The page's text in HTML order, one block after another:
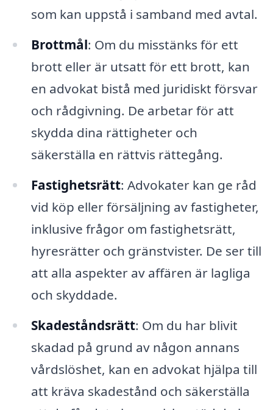
som kan uppstå i samband med avtal.
Brottmål: Om du misstänks för ett
brott eller är utsatt för ett brott, kan
en advokat bistå med juridiskt försvar
och rådgivning. De arbetar för att
skydda dina rättigheter och
säkerställa en rättvis rättegång.
Fastighetsrätt: Advokater kan ge råd
vid köp eller försäljning av fastigheter,
inklusive frågor om fastighetsrätt,
hyresrätter och gränstvister. De ser till
att alla aspekter av affären är lagliga
och skyddade.
Skadeståndsrätt: Om du har blivit
skadad på grund av någon annans
vårdslöshet, kan en advokat hjälpa till
att kräva skadestånd och säkerställa